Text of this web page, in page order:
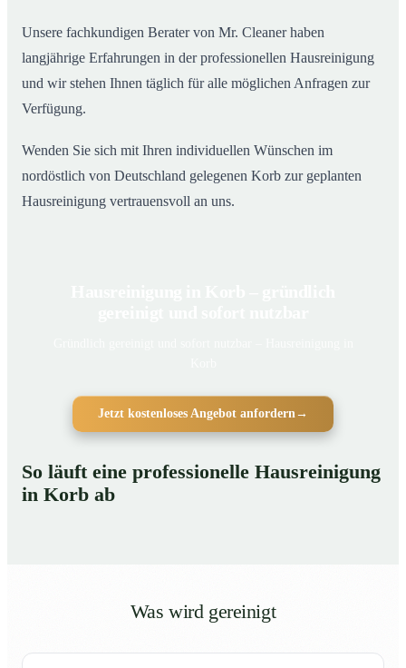
Unsere fachkundigen Berater von Mr. Cleaner haben
langjährige Erfahrungen in der professionellen Hausreinigung
und wir stehen Ihnen täglich für alle möglichen Anfragen zur
Verfügung.
Wenden Sie sich mit Ihren individuellen Wünschen im
nordöstlich von Deutschland gelegenen Korb zur geplanten
Hausreinigung vertrauensvoll an uns.
Jetzt kostenloses Angebot anfordern→
So läuft eine professionelle Hausreinigung
in Korb ab
Was wird gereinigt